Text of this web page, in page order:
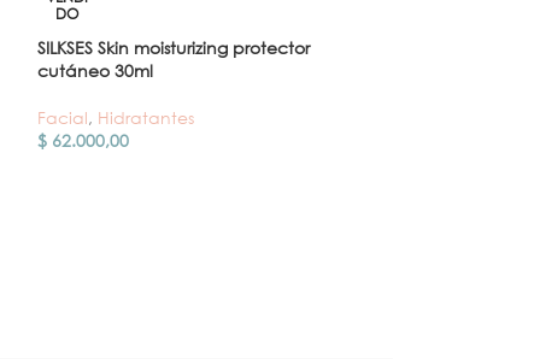
DO
SILKSES Skin moisturizing protector
cutáneo 30ml
Facial, Hidratantes
$62.000,00